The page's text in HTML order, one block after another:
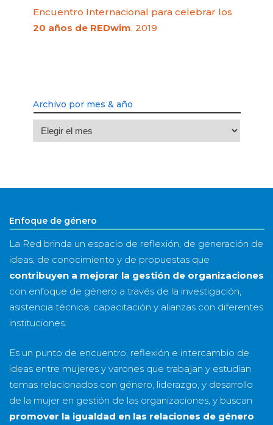
Encuentro Internacional para celebrar los
20 años de REDwim. 2019
Archivo por mes & año
Archivo
por
año
Enfoque de género
La Red brinda un espacio de reflexión, de generación de
ideas, de conocimiento y de propuestas que
contribuyen a mejorar la gestión de organizaciones
con enfoque de género a través de la investigación,
asistencia técnica, capacitación y alianzas con diferentes
instituciones.
Es un punto de encuentro, reflexión e intercambio de
ideas entre mujeres y varones que trabajan y estudian
temas relacionados con género, liderazgo, y desarrollo
de la mujer en gestión de las organizaciones, y buscan
promover la igualdad en las relaciones de género